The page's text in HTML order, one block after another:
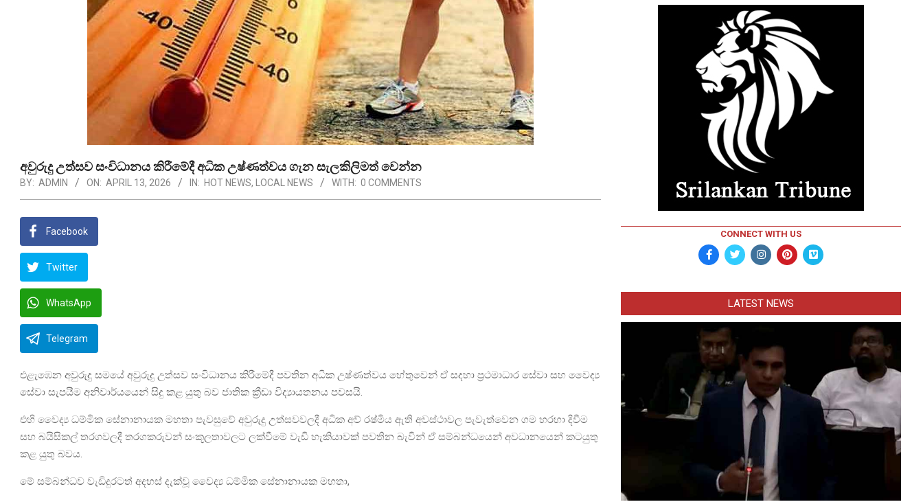
අවුරුදු උත්සව සංවිධානය කිරීමේදී අධික උෂ්ණත්වය ගැන සැලකිලිමත් වෙන්න
BY: ADMIN ON: APRIL 13, 2026 IN: HOT NEWS, LOCAL NEWS WITH: 0 COMMENTS
Facebook
Twitter
WhatsApp
Telegram
එළැඹෙන අවුරුදු සමයේ අවුරුදු උත්සව සංවිධානය කිරීමේදී පවතින අධික උෂ්ණත්වය හේතුවෙන් ඒ සදහා ප්‍රථමාධාර සේවා සහ වෛද්‍ය
සේවා සැපයීම අනිවාර්යයෙන් සිදු කළ යුතු බව ජාතික ක්‍රීඩා විද්‍යායතනය පවසයි.
එහි වෛද්‍ය ධම්මික සේනානායක මහතා පැවසුවේ අවුරුදු උත්සවවලදී අධික අව් රෂ්මිය ඇති අවස්ථාවල පැවැත්වෙන ගම හරහා දිවීම
සහ බයිසිකල් තරගවලදී තරගකරුවන් සංකූලතාවලට ලක්වීමේ වැඩි හැකියාවක් පවතින බැවින් ඒ සම්බන්ධයෙන් අවධානයෙන් කටයුතු
කළ යුතු බවය.
මේ සම්බන්ධව වැඩිදුරටත් අදහස් දැක්වූ වෛද්‍ය ධම්මික සේනානායක මහතා,
CONNECT WITH US
LATEST NEWS